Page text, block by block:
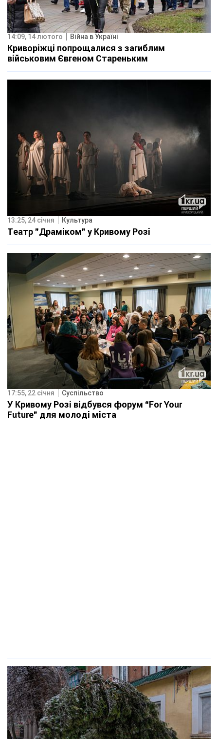
14:09, 14 лютого Війна в Україні
Криворіжці попрощалися з загиблим
військовим Євгеном Стареньким
13:25, 24 січня Культура
Театр "Драміком" у Кривому Розі
17:55, 22 січня Суспільство
У Кривому Розі відбувся форум “For Your
Future” для молоді міста